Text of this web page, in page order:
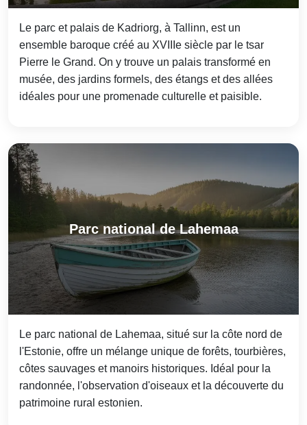
Le parc et palais de Kadriorg, à Tallinn, est un
ensemble baroque créé au XVIIIe siècle par le tsar
Pierre le Grand. On y trouve un palais transformé en
musée, des jardins formels, des étangs et des allées
idéales pour une promenade culturelle et paisible.
Parc national de Lahemaa
Le parc national de Lahemaa, situé sur la côte nord de
l'Estonie, offre un mélange unique de forêts, tourbières,
côtes sauvages et manoirs historiques. Idéal pour la
randonnée, l'observation d'oiseaux et la découverte du
patrimoine rural estonien.